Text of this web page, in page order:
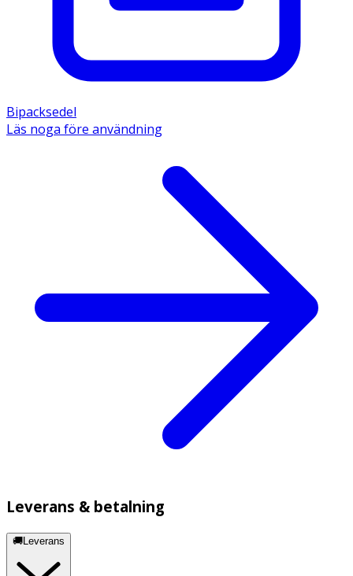
Bipacksedel
Läs noga före användning
Leverans & betalning
🚚Leverans